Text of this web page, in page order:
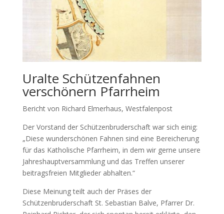
Uralte Schützenfahnen
verschönern Pfarrheim
Bericht von Richard Elmerhaus, Westfalenpost
Der Vorstand der Schützenbruderschaft war sich einig:
„Diese wunderschönen Fahnen sind eine Bereicherung
für das Katholische Pfarrheim, in dem wir gerne unsere
Jahreshauptversammlung und das Treffen unserer
beitragsfreien Mitglieder abhalten.“
Diese Meinung teilt auch der Präses der
Schützenbruderschaft St. Sebastian Balve, Pfarrer Dr.